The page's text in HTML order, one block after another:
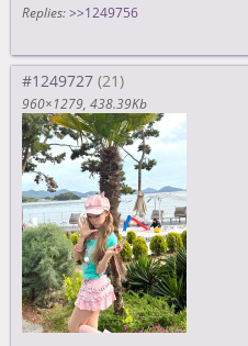
Replies: >>1249756
#1249727
960×1279 438.39Kb